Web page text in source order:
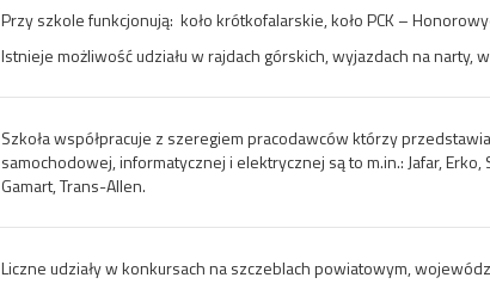
Przy szkole funkcjonują: koło krótkofalarskie, koło PCK –
Istnieje możliwość udziału w rajdach górskich, wyjazdach na narty,
Szkoła współpracuje z szeregiem pracodawców którzy
samochodowej, informatycznej i elektrycznej są to m.in.: Jafar, Erko,
Gamart, Trans-Allen.
Liczne udziały w konkursach na szczeblach powiatowym,